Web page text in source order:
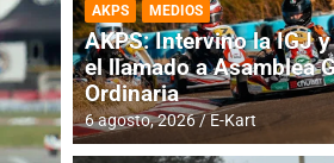
AKPS MEDIOS
AKPS: Intervino la IGJ
el llamado a Asamblea
Ordinaria
6 agosto, 2026 E-Kart